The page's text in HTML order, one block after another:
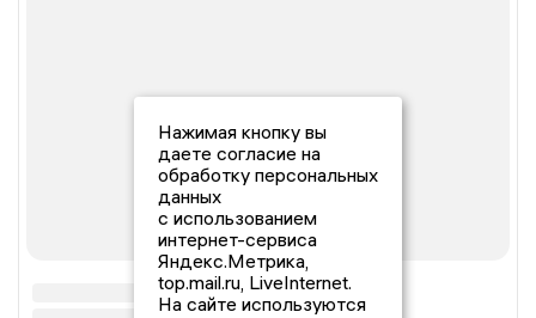
Нажимая кнопку вы
даете согласие на
обработку персональных
данных
с использованием
интернет-сервиса
Яндекс.Метрика,
top.mail.ru, LiveInternet.
На сайте используются